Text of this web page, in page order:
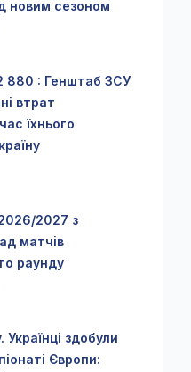
новим сезоном
880 : Генштаб ЗСУ
втрат
їхнього
2027 з
матчів
раунду
здобули
Європи: